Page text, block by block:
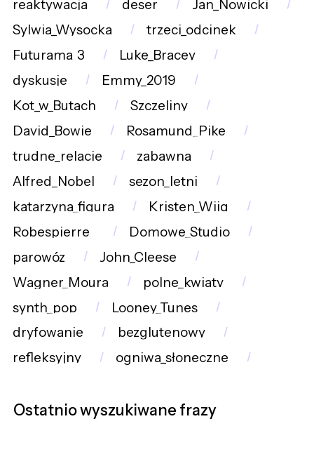
reaktywacja
deser
Jan_Nowicki
Sylwia_Wysocka
trzeci_odcinek
Futurama_3
Luke_Bracey
dyskusje
Emmy_2019
Kot_w_Butach
Szczeliny
David_Bowie
Rosamund_Pike
trudne_relacje
zabawna
Alfred_Nobel
sezon_letni
katarzyna_figura
Kristen_Wiig
Robespierre_
Domowe_Studio
parowóz
John_Cleese
Wagner_Moura
polne_kwiaty
synth_pop
Looney_Tunes
dryfowanie
bezglutenowy
refleksyjny
ogniwa_słoneczne
Ostatnio wyszukiwane frazy